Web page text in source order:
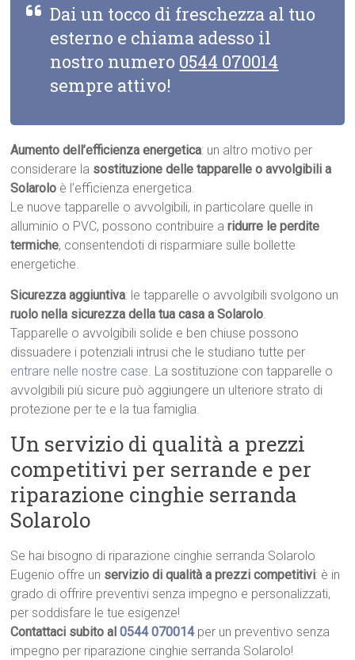
Dai un tocco di freschezza al tuo
esterno e chiama adesso il
nostro numero 0544 070014
sempre attivo!
Aumento dell’efficienza energetica: un altro motivo per
considerare la sostituzione delle tapparelle o avvolgibili a
Solarolo è l’efficienza energetica.
Le nuove tapparelle o avvolgibili, in particolare quelle in
alluminio o PVC, possono contribuire aridurre le perdite
termiche, consentendoti di risparmiare sulle bollette
energetiche.
Sicurezza aggiuntiva: le tapparelle o avvolgibili svolgono un
ruolo nella sicurezza della tua casa a Solarolo.
Tapparelle o avvolgibili solide e ben chiuse possono
dissuadere i potenziali intrusi che le studiano tutte per
entrare nelle nostre case. La sostituzione con tapparelle o
avvolgibili più sicure può aggiungere un ulteriore strato di
protezione per te e la tua famiglia.
Un servizio di qualità a prezzi
competitivi per serrande e per
riparazione cinghie serranda
Solarolo
Se hai bisogno di riparazione cinghie serranda Solarolo
Eugenio offre un servizio di qualità a prezzi competitivi: è in
grado di offrire preventivi senza impegno e personalizzati,
per soddisfare le tue esigenze!
Contattaci subito al0544 070014 per un preventivo senza
impegno per riparazione cinghie serranda Solarolo!